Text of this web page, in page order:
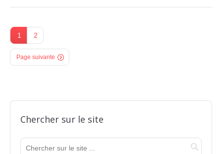
1 2
Page suivante
Chercher sur le site